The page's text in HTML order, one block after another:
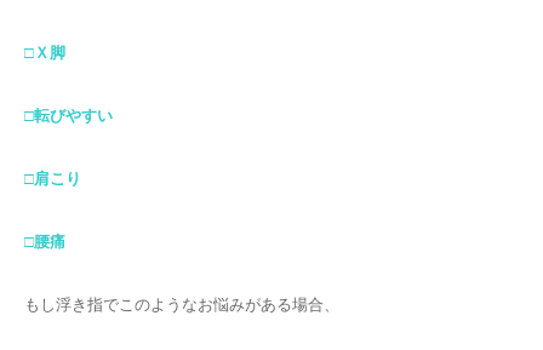
□Ｘ脚
□転びやすい
□肩こり
□腰痛
もし浮き指でこのようなお悩みがある場合、